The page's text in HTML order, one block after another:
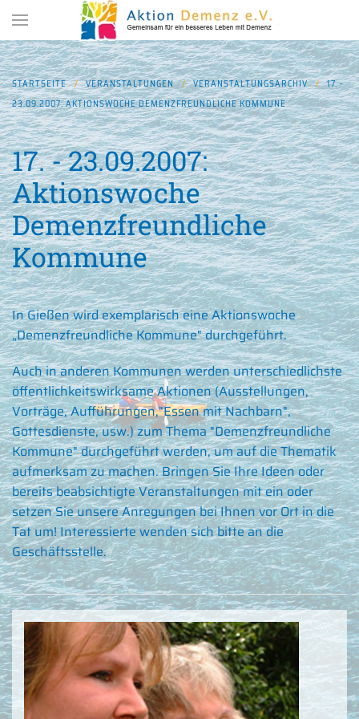
Zum Hauptinhalt springen
STARTSEITE VERANSTALTUNGEN VERANSTALTUNGSARCHIV
17. -
23.09.2007: AKTIONSWOCHE DEMENZFREUNDLICHE KOMMUNE
17. - 23.09.2007:
Aktionswoche
Demenzfreundliche
Kommune
In Gießen wird exemplarisch eine Aktionswoche
„Demenzfreundliche Kommune" durchgeführt.
Auch in anderen Kommunen werden unterschiedlichste
öffentlichkeitswirksame Aktionen (Ausstellungen,
Vorträge, Aufführungen,"Essen mit Nachbarn",
Gottesdienste, usw.) zum Thema "Demenzfreundliche
Kommune" durchgeführt werden, um auf die Thematik
aufmerksam zu machen. Bringen Sie Ihre Ideen oder
bereits beabsichtigte Veranstaltungen mit ein oder
setzen Sie unsere Anregungen bei Ihnen vor Ort in die
Tat um! Interessierte wenden sich bitte an die
Geschäftsstelle.